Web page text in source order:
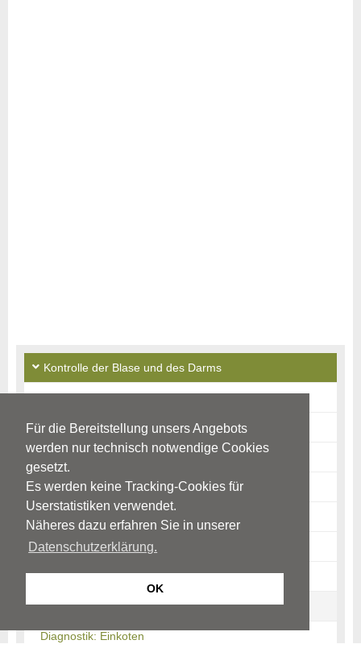
Für die Bereitstellung unsers Angebots
werden nur technisch notwendige Cookies
gesetzt.
Es werden keine Tracking-Cookies für
Userstatistiken verwendet.
Näheres dazu erfahren Sie in unserer
Datenschutzerklärung.
OK
Kontrolle der Blase und des Darms
Ursachen: Bettnässen
Ursachen: Einnässen tags
Störungsbild: Bettnässen
Störungsbild: Einkoten
Mögliche Auswirkungen
Diagnostik: Einnässen
Diagnostik: Einkoten